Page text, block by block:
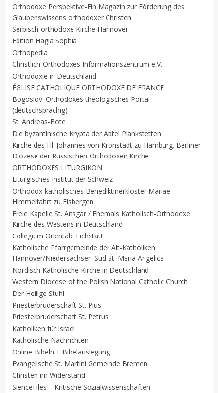
Orthodoxe Perspektive-Ein Magazin zur Förderung des
Glaubenswissens orthodoxer Christen
Serbisch-orthodoxe Kirche Hannover
Edition Hagia Sophia
Orthopedia
Christlich-Orthodoxes Informationszentrum e.V.
Orthodoxie in Deutschland
ÉGLISE CATHOLIQUE ORTHODOXE DE FRANCE
Bogoslov. Orthodoxes theologisches Portal
(deutschsprachig)
St. Andreas-Bote
Die byzantinische Krypta der Abtei Plankstetten
Kirche des Hl. Johannes von Kronstadt zu Hamburg. Berliner
Diözese der Russischen-Orthodoxen Kirche
ORTHODOXES LITURGIKON
Liturgisches Institut der Schweiz
Orthodox-katholisches Benediktinerkloster Mariae
Himmelfahrt zu Eisbergen
Freie Kapelle St. Ansgar / Ehemals Katholisch-Orthodoxe
Kirche des Westens in Deutschland
Collegium Orientale Eichstätt
Katholische Pfarrgemeinde der Alt-Katholiken
Hannover/Niedersachsen-Süd St. Maria Angelica
Nordisch Katholische Kirche in Deutschland
Western Diocese of the Polish National Catholic Church
Der Heilige Stuhl
Priesterbruderschaft St. Pius
Priesterbruderschaft St. Petrus
Katholiken für Israel
Katholische Nachrichten
Online-Bibeln + Bibelauslegung
Evangelische St. Martini Gemeinde Bremen
Christen im Widerstand
SienceFiles – Kritische Sozialwissenschaften